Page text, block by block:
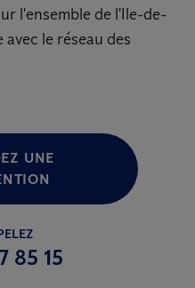
l'ensemble de l'Ile-de-
le réseau des
UNE
85 15